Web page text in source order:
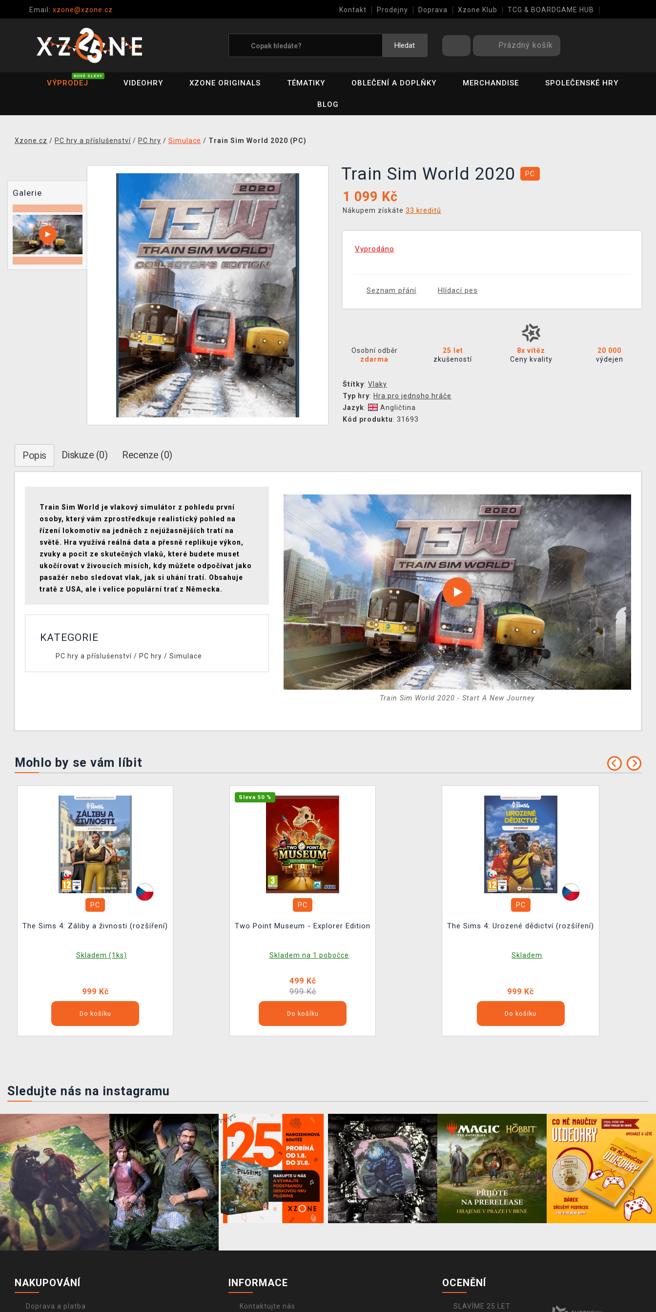
Email: xzone@xzone.cz Kontakt Prodejny Doprava Xzone Klub TCG & BOARDGAME HUB
Hledat Prázdný košík
VÝPRODEJ
NOVÉ SLEVY
VIDEOHRY XZONE ORIGINALS TÉMATIKY OBLEČENÍ A DOPLŇKY MERCHANDISE SPOLEČENSKÉ HRY
BLOG
Xzone.cz / PC hry a příslušenství / PC hry / Simulace / Train Sim World 2020 (PC)
Galerie
Train Sim World 2020 PC
1 099 Kč
Nákupem získáte 33 kreditů
Vyprodáno
Seznam přání Hlídací pes
Osobní odběr
zdarma
25 let
zkušeností
8x vítěz
Ceny kvality
20 000
výdejen
Štítky: Vlaky
Typ hry: Hra pro jednoho hráče
Jazyk:
Angličtina
Kód produktu: 31693
Popis Diskuze (0) Recenze (0)
Train Sim World je vlakový simulátor z pohledu první
osoby, který vám zprostředkuje realistický pohled na
řízení lokomotiv na jedněch z nejúžasnějších tratí na
světě. Hra využívá reálná data a přesně replikuje výkon,
zvuky a pocit ze skutečných vlaků, které budete muset
ukočírovat v živoucích misích, kdy můžete odpočívat jako
pasažér nebo sledovat vlak, jak si uhání tratí. Obsahuje
tratě z USA, ale i velice populární trať z Německa.
KATEGORIE
PC hry a příslušenství/ PC hry / Simulace
Train Sim World 2020 - Start A New Journey
Mohlo by se vám líbit
PC
The Sims 4: Záliby a živnosti (rozšíření)
Skladem (1ks)
999 Kč
Do košíku
Sleva 50 %
PC
Two Point Museum - Explorer Edition
Skladem na 1 pobočce
499 Kč
999 Kč
Do košíku
PC
The Sims 4: Urozené dědictví (rozšíření)
Skladem
999 Kč
Do košíku
Sledujte nás na instagramu
NAKUPOVÁNÍ
Doprava a platba
INFORMACE
Kontaktujte nás
OCENĚNÍ
SLAVÍME 25 LET